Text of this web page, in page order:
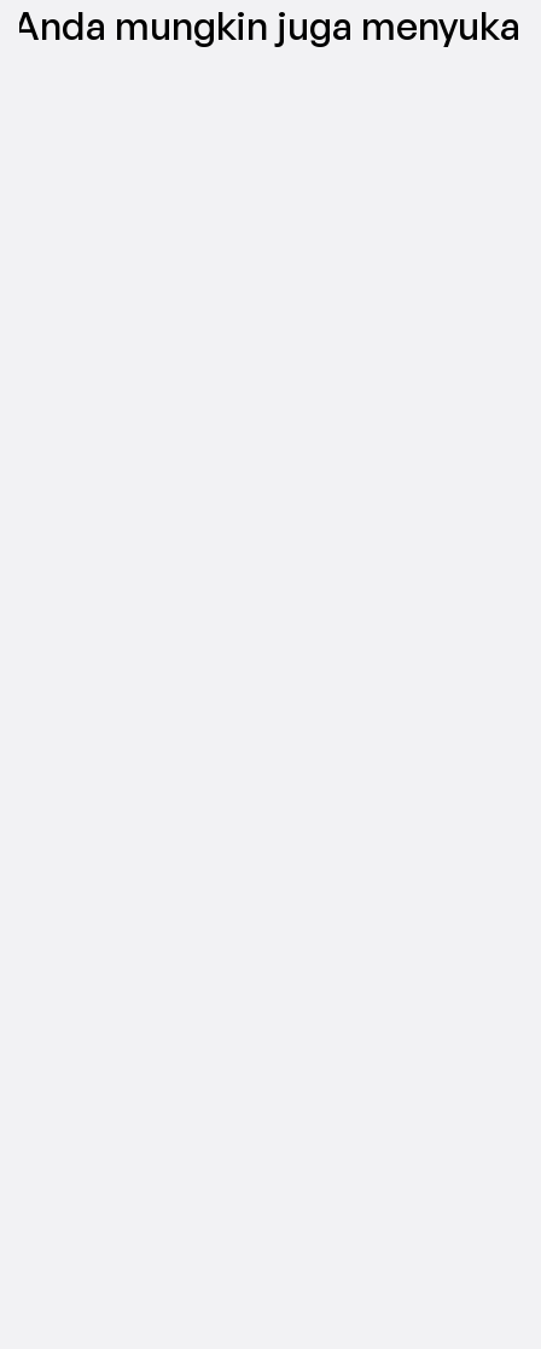
Anda mungkin juga menyukai